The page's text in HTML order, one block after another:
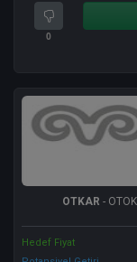
0
OTKAR -
Hedef Fiyat